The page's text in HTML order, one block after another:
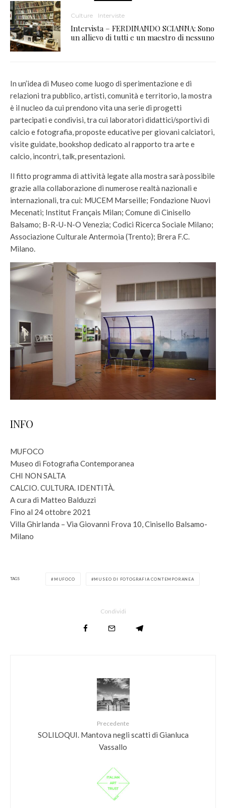
Culture Interviste
Intervista – FERDINANDO SCIANNA: Sono
un allievo di tutti e un maestro di nessuno
In un’idea di Museo come luogo di sperimentazione e di
relazioni tra pubblico, artisti, comunità e territorio, la mostra
è il nucleo da cui prendono vita una serie di progetti
partecipati e condivisi, tra cui laboratori didattici/sportivi di
calcio e fotografia, proposte educative per giovani calciatori,
visite guidate, bookshop dedicato al rapporto tra arte e
calcio, incontri, talk, presentazioni.
Il fitto programma di attività legate alla mostra sarà possibile
grazie alla collaborazione di numerose realtà nazionali e
internazionali, tra cui: MUCEM Marseille; Fondazione Nuovi
Mecenati; Institut Français Milan; Comune di Cinisello
Balsamo; B-R-U-N-O Venezia; Codici Ricerca Sociale Milano;
Associazione Culturale Antermoia (Trento); Brera F.C.
Milano.
INFO
MUFOCO
Museo di Fotografia Contemporanea
CHI NON SALTA
CALCIO. CULTURA. IDENTITÀ.
A cura di Matteo Balduzzi
Fino al 24 ottobre 2021
Villa Ghirlanda – Via Giovanni Frova 10, Cinisello Balsamo-
Milano
TAGS MUFOCO MUSEO DI FOTOGRAFIA CONTEMPORANEA
Condividi
Precedente
SOLILOQUI. Mantova negli scatti di Gianluca
Vassallo